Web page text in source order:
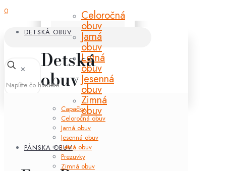
Celoročná
obuv
Jarná
obuv
Letná
obuv
Jesenná
obuv
Zimná
obuv
PÁNSKA OBUV
0
DETSKÁ OBUV
Detská
obuv
Capačky
Celoročná obuv
Jarná obuv
Jesenná obuv
Letná obuv
Prezuvky
Zimná obuv
✕